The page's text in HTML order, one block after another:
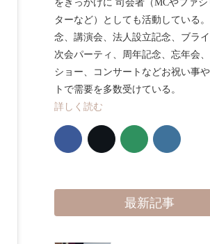
をきっかけに 司会者（MCやファシ
ターなど）としても活動している
念、講演会、法人設立記念、ブラ
次会パーティ、周年記念、忘年会
ショー、コンサートなどお祝い事
トで需要を多数受けている。
詳しく読む
最新記事